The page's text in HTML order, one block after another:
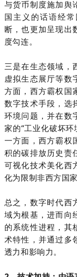
与货币制度施加舆
国主义的话语经
断，也更加呈现出
度勾连。
三是在生态领域，
虚拟生态展厅等数
方面，西方霸权国
数字技术手段，选
环境问题，并在数
家的“工业化破坏环
一方面，西方霸权
积的碳排放历史责
可视化技术美化西
化为限制非西方国
总之，数字时代西
域为根基，进而向
的系统性进程，其
术特性，并通过多
透力和影响力。